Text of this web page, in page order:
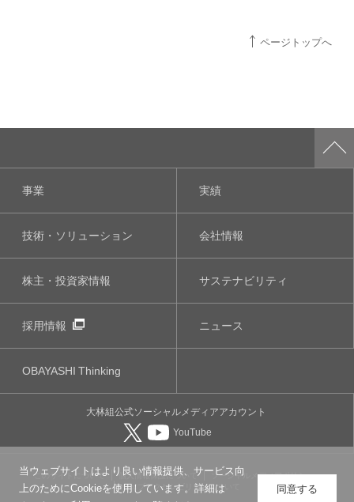
当ウェブサイトはより良い情報提供、サービス向
上のためにCookieを使用しています。詳細は
同意する
ページトップへ
事業 実績
技術・ソリューション 会社情報
株主・投資家情報 サステナビリティ
採用情報 ニュース
OBAYASHIThinking
大林組公式ソーシャルメディアアカウント
YouTube
このサイトについて 個人情報保護について
ソーシャルメディアポリシー
ウェブアクセシビリティについて